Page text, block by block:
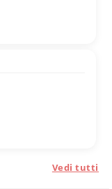
Vedi tutti